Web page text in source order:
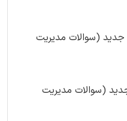
جدید (سوالات مدیریت
جدید (سوالات مدیریت